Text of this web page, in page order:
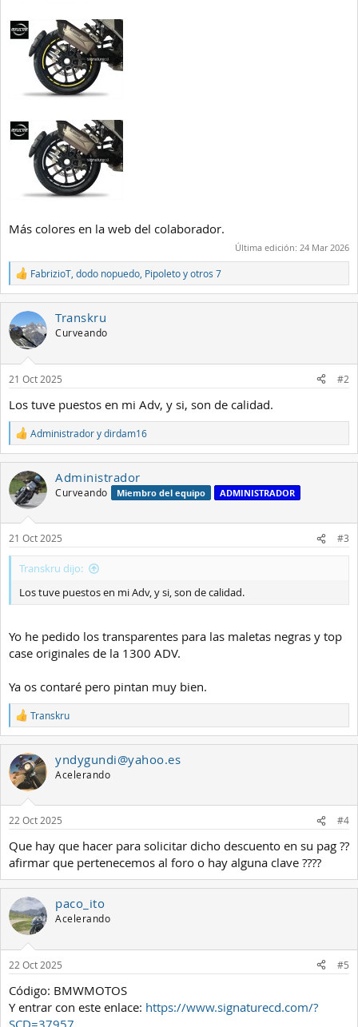
Más colores en la web del colaborador.
Última edición: 24 Mar 2026
R
e
a
c
c
i
n
e
:
FabrizioT dodo nopuedo Pipoletoy otros 7
Transkru
Curveando
21 Oct 2025 #2
Los tuve puestos en mi Adv, y si, son de calidad.
R
e
a
c
c
i
n
e
s
Administradorydirdam16
Administrador
Curveando Miembro del equipo ADMINISTRADOR
21 Oct 2025 #3
Transkru dijo:
Los tuve puestos en mi Adv, y si, son de calidad.
Yo he pedido los transparentes para las maletas negras y top
case originales de la 1300 ADV.
Ya os contaré pero pintan muy bien.
R
e
a
c
c
i
n
e
:
Transkru
yndygundi@yahoo.es
Acelerando
22 Oct 2025 #4
Que hay que hacer para solicitar dicho descuento en su pag ??
afirmar que pertenecemos al foro o hay alguna clave ????
paco_ito
Acelerando
22 Oct 2025 #5
Código: BMWMOTOS
Y entrar con este enlace: https://www.signaturecd.com/?
SCD=37957